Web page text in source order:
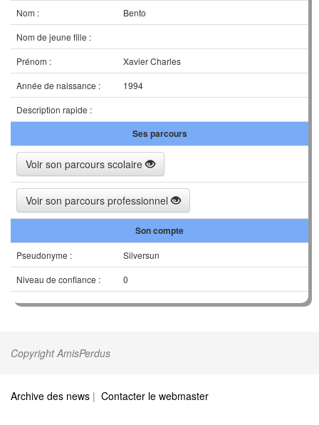
Nom :
Bento
Nom de jeune fille :
Prénom :
Xavier Charles
Année de naissance :
1994
Description rapide :
Ses parcours
Voir son parcours scolaire
Voir son parcours professionnel
Son compte
Pseudonyme :
Silversun
Niveau de confiance :
0
Copyright AmisPerdus
Archive des news | Contacter le webmaster